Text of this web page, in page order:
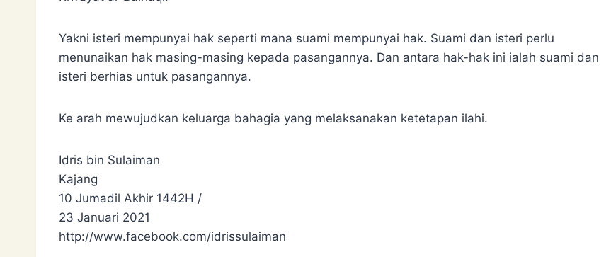
Yakni isteri mempunyai hak seperti mana suami mempunyai hak. Suami dan isteri perlu
menunaikan hak masing-masing kepada pasangannya. Dan antara hak-hak ini ialah suami dan
isteri berhias untuk pasangannya.
Ke arah mewujudkan keluarga bahagia yang melaksanakan ketetapan ilahi.
Idris bin Sulaiman
Kajang
10 Jumadil Akhir 1442H /
23 Januari 2021
http://www.facebook.com/idrissulaiman